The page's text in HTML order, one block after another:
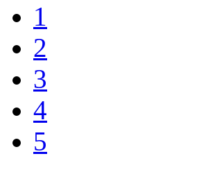
1
2
3
4
5